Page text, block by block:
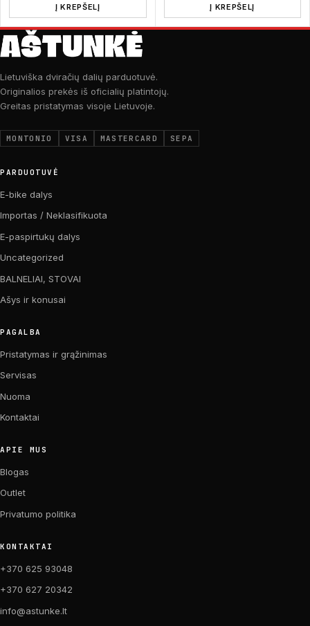
Į KREPŠELĮ Į KREPŠELĮ
Lietuviška dviračių dalių parduotuvė.
Originalios prekės iš oficialių platintojų.
Greitas pristatymas visoje Lietuvoje.
MONTONIO VISA MASTERCARD SEPA
PARDUOTUVĖ
E-bike dalys
Importas / Neklasifikuota
E-paspirtukų dalys
Uncategorized
BALNELIAI, STOVAI
Ašys ir konusai
PAGALBA
Pristatymas ir grąžinimas
Servisas
Nuoma
Kontaktai
APIE MUS
Blogas
Outlet
Privatumo politika
KONTAKTAI
+370 625 93048
+370 627 20342
info@astunke.lt